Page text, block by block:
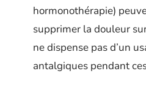
hormonothérapie)
supprimer la douleur
ne dispense pas d’un
antalgiques pendant